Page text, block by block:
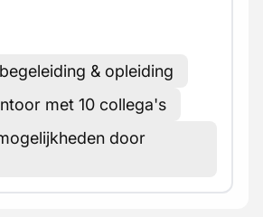
& opleiding
met 10 collega's
door